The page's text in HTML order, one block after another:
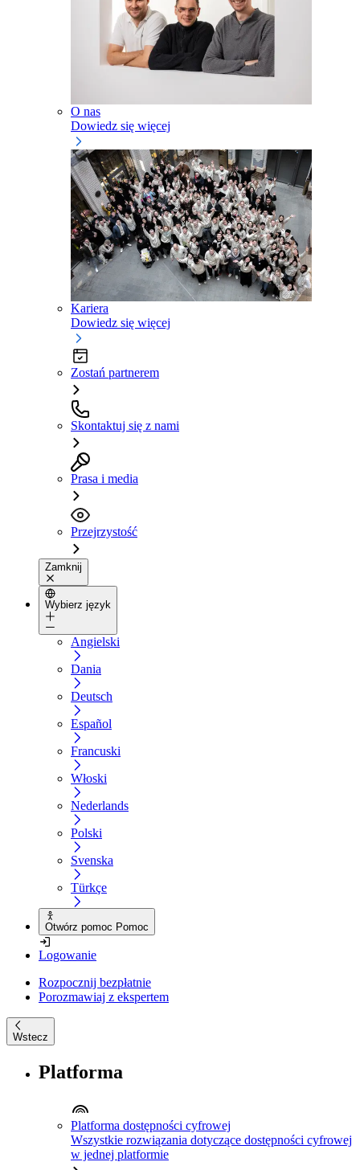
O nas
Dowiedz się więcej
Kariera
Dowiedz się więcej
Zostań partnerem
Skontaktuj się z nami
Prasa i media
Przejrzystość
Zamknij
Wybierz język
Angielski
Dania
Deutsch
Español
Francuski
Włoski
Nederlands
Polski
Svenska
Türkçe
Otwórz pomoc Pomoc
Logowanie
Rozpocznij bezpłatnie
Porozmawiaj z ekspertem
Wstecz
Platforma
Platforma dostępności cyfrowej
Wszystkie rozwiązania dotyczące dostępności cyfrowej
w jednej platformie